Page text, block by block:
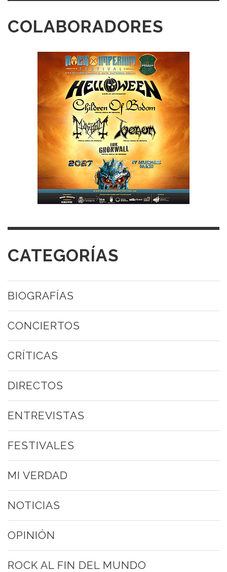
COLABORADORES
CATEGORÍAS
BIOGRAFÍAS
CONCIERTOS
CRÍTICAS
DIRECTOS
ENTREVISTAS
FESTIVALES
MI VERDAD
NOTICIAS
OPINIÓN
ROCK AL FIN DEL MUNDO